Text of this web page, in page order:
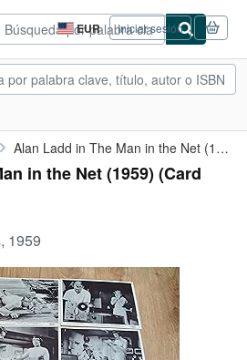
EUR
Preferencias
de
compra
del
Iniciar sesión
Alan Ladd in The Man in the Net (1959)
in the Net (1959) (Card
1959